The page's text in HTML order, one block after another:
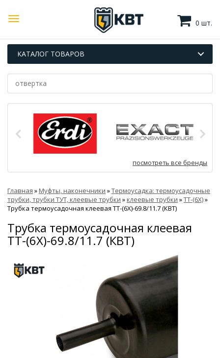
0 шт.
КАТАЛОГ ТОВАРОВ
посмотреть все бренды
Главная »Муфты, наконечники »Термоусадка: термоусадочные
трубки, трубки ТУТ, клеевые трубки »клеевые трубки »ТТ-(6Х)»
Трубка термоусадочная клеевая ТТ-(6Х)-69.8/11.7 (КВТ)
Трубка термоусадочная клеевая
ТТ-(6Х)-69.8/11.7 (КВТ)